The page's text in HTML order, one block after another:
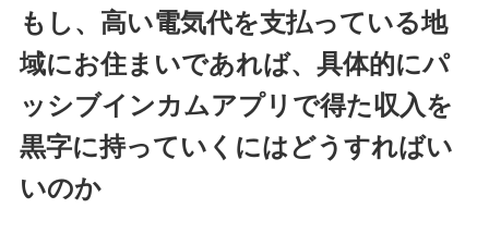
もし、高い電気代を支払っている地
域にお住まいであれば、具体的にパ
ッシブインカムアプリで得た収入を
黒字に持っていくにはどうすればい
いのか